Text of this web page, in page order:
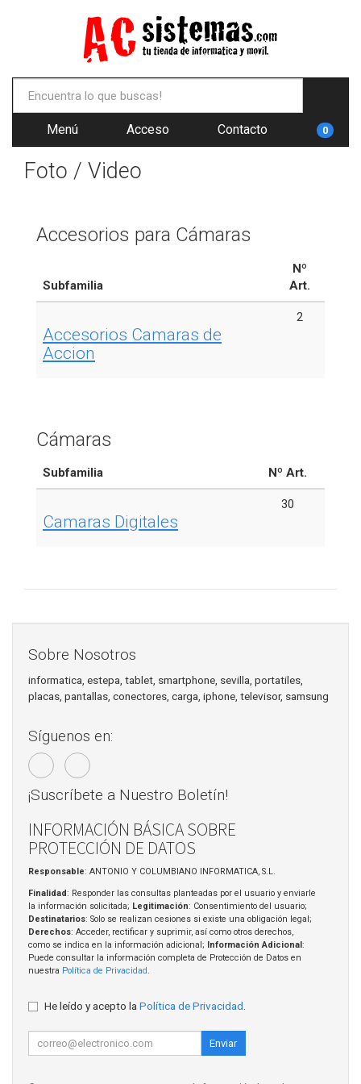
Menú Acceso Contacto 0
Foto / Video
Accesorios para Cámaras
Subfamilia
Nº
Art.
Accesorios Camaras de
Accion
2
Cámaras
Subfamilia Nº Art.
Camaras Digitales
30
Sobre Nosotros
informatica, estepa, tablet, smartphone, sevilla, portatiles,
placas, pantallas, conectores, carga, iphone, televisor, samsung
Síguenos en:
¡Suscríbete a Nuestro Boletín!
INFORMACIÓN BÁSICA SOBRE
PROTECCIÓN DE DATOS
Responsable: ANTONIO Y COLUMBIANO INFORMATICA, S.L.
Finalidad: Responder las consultas planteadas por el usuario y enviarle
la información solicitada; Legitimación: Consentimiento del usuario;
Destinatarios: Solo se realizan cesiones si existe una obligación legal;
Derechos: Acceder, rectificar y suprimir, así como otros derechos,
como se indica en la información adicional; Información Adicional:
Puede consultar la información completa de Protección de Datos en
nuestra Política de Privacidad
He leído y acepto la Política de Privacidad
Enviar